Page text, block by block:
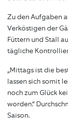
Zu den Aufgaben
Verköstigen der
Füttern und Stall
tägliche
„Mittags ist die
lassen sich somit
noch zum Glück
worden.“
Saison.